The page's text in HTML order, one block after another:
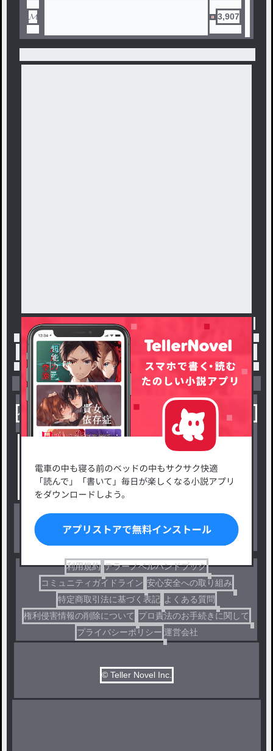
𝓜 3,907
トップ 「𝓜」最新作：相互
小説を探す
小説コンテスト応募・公募
出版・メディアミックス作品
ジャンルから探す
恋愛・ロマンス
ファンタジー・異世界・SF
ドラマ
利用規約 テラーノベルハンドブック
コミュニティガイドライン 安心安全への取り組み
特定商取引法に基づく表記 よくある質問
権利侵害情報の削除について プロ責法のお手続きに関して
プライバシーポリシー 運営会社
© Teller Novel Inc.